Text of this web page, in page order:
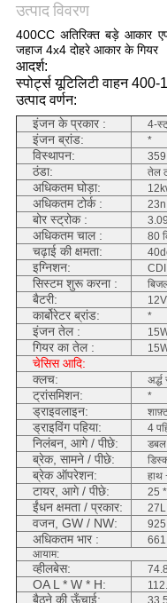
उत्पाद विवरण
400CC अतिरिक्त बड़े आकार
जहाज 4x4 दोहरे आकार के गियर
आदर्श:
स्पोर्ट्स यूटिलिटी वाहन 400-1
उत्पाद वर्णन:
इंजन के प्रकार : 4-
इंजन ब्रांड: *
विस्थापन:
ठंडा: तेल
अधिकतम घोड़ा:
अधिकतम टोर्क :
बोर स्ट्रोक :
अधिकतम चाल : 80
चढ़ाई की क्षमता:
इग्निशन: CDI
सिस्टम शुरू करना :
बैटरी:
कार्बोरेटर ब्रांड: *
इंजन तेल :
गियर का तेल :
चेसिस आदि:
क्लच:
ट्रांसमिशन: *
ड्राइवलाइन:
ड्राइविंग पहिया: 4
निलंबन, आगे / पीछे: डबल
ब्रेक, सामने / पीछे:
ब्रेक ऑपरेशन: हाथ
टायर, आगे / पीछे: 25
ईंधन क्षमता / प्रकार: 27L
वजन, GW / NW:
अधिकतम भार :
आयाम:
व्हीलबेस:
OA L * W * H:
बैठने की ऊँचाई: